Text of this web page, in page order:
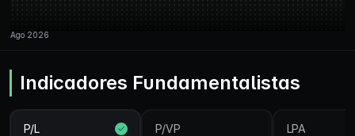
Indicadores Fundamentalistas
P/L P/VP LPA